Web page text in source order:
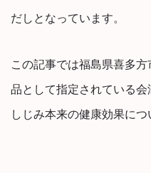
だしとなっています。
この記事では福島県喜多
品として指定されている会
しじみ本来の健康効果につ